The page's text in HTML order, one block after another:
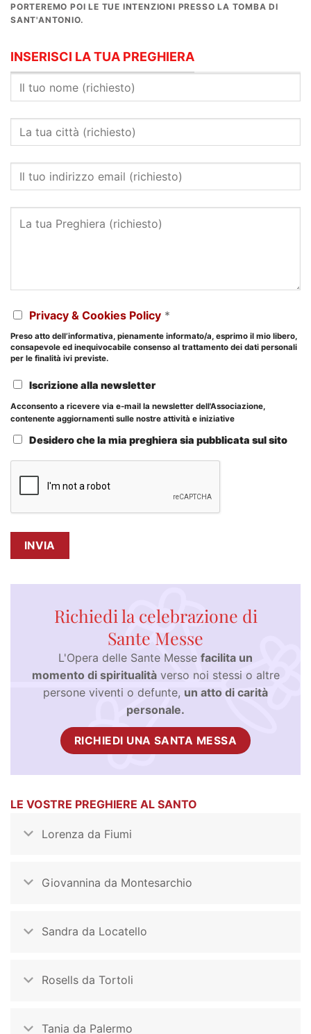
PORTEREMO POI LE TUE INTENZIONI PRESSO LA TOMBA DI
SANT'ANTONIO.
INSERISCI LA TUA PREGHIERA
Privacy & Cookies Policy *
Preso atto dell’informativa, pienamente informato/a, esprimo il mio libero,
consapevole ed inequivocabile consenso al trattamento dei dati personali
per le finalità ivi previste.
Iscrizione alla newsletter
Acconsento a ricevere via e-mail la newsletter dell'Associazione,
contenente aggiornamenti sulle nostre attività e iniziative
Desidero che la mia preghiera sia pubblicata sul sito
Richiedi la celebrazione di
Sante Messe
L'Opera delle Sante Messe facilita un
momento di spiritualitàverso noi stessi o altre
persone viventi o defunte, un atto di carità
personale.
RICHIEDI UNA SANTA MESSA
LE VOSTRE PREGHIERE AL SANTO
Lorenza da Fiumi
Giovannina da Montesarchio
Sandra da Locatello
Rosells da Tortoli
Tania da Palermo